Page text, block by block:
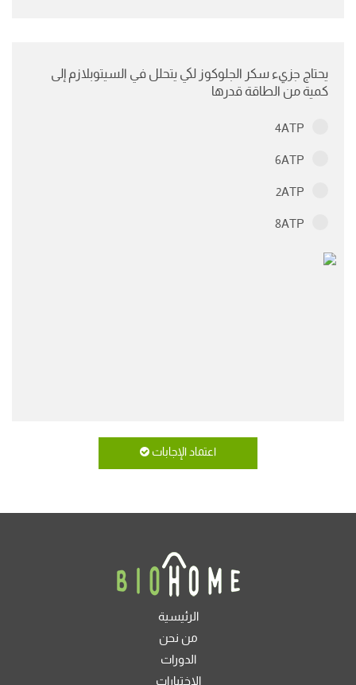
يحتاج جزيء سكر الجلوكوز لكي يتحلل في السيتوبلازم إلى
كمية من الطاقة قدرها
4ATP
6ATP
2ATP
8ATP
اعتماد الإجابات
الرئيسية
من نحن
الدورات
الاختبارات